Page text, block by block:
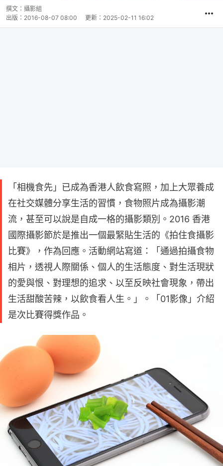
撰文： 攝影組
出版： 2016-08-07 08:00 更新： 2025-02-11 16:02
「相機食先」已成為香港人飲食寫照，加上大眾養成
在社交媒體分享生活的習慣，食物照片成為攝影潮
流，甚至可以說是自成一格的攝影類別。2016 香港
國際攝影節於是推出一個最緊貼生活的《拍住食攝影
比賽》，作為回應。活動網站寫道：「通過拍攝食物
相片，透視人際關係、個人的生活態度、對生活現狀
的愛與恨、對理想的追求、以至反映社會現象，帶出
生活甜酸苦辣，以飲食看人生。」。「01影像」介紹
是次比賽得獎作品。